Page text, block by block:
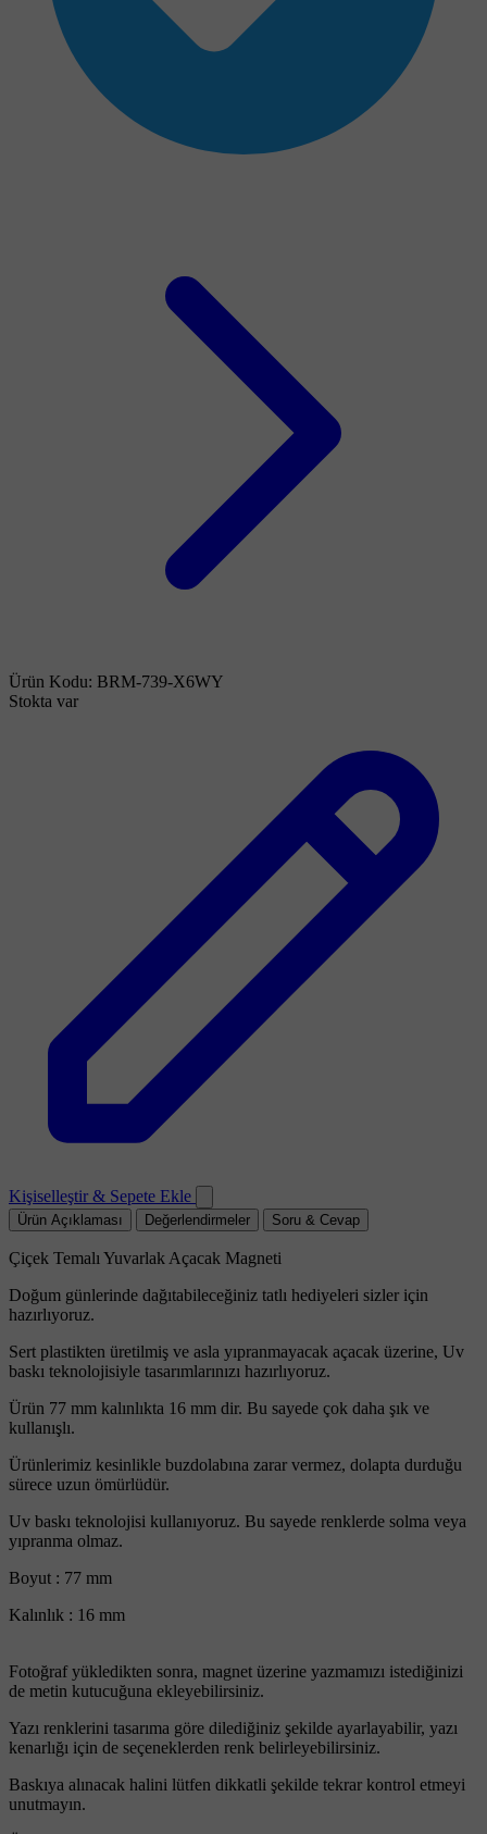
Ürün Kodu: BRM-739-X6WY
Stokta var
Kişiselleştir & Sepete Ekle
Ürün Açıklaması Değerlendirmeler Soru & Cevap
Çiçek Temalı Yuvarlak Açacak Magneti
Doğum günlerinde dağıtabileceğiniz tatlı hediyeleri sizler için
hazırlıyoruz.
Sert plastikten üretilmiş ve asla yıpranmayacak açacak üzerine, Uv
baskı teknolojisiyle tasarımlarınızı hazırlıyoruz.
Ürün 77 mm kalınlıkta 16 mm dir. Bu sayede çok daha şık ve
kullanışlı.
Ürünlerimiz kesinlikle buzdolabına zarar vermez, dolapta durduğu
sürece uzun ömürlüdür.
Uv baskı teknolojisi kullanıyoruz. Bu sayede renklerde solma veya
yıpranma olmaz.
Boyut : 77 mm
Kalınlık : 16 mm
Fotoğraf yükledikten sonra, magnet üzerine yazmamızı istediğinizi
de metin kutucuğuna ekleyebilirsiniz.
Yazı renklerini tasarıma göre dilediğiniz şekilde ayarlayabilir, yazı
kenarlığı için de seçeneklerden renk belirleyebilirsiniz.
Baskıya alınacak halini lütfen dikkatli şekilde tekrar kontrol etmeyi
unutmayın.